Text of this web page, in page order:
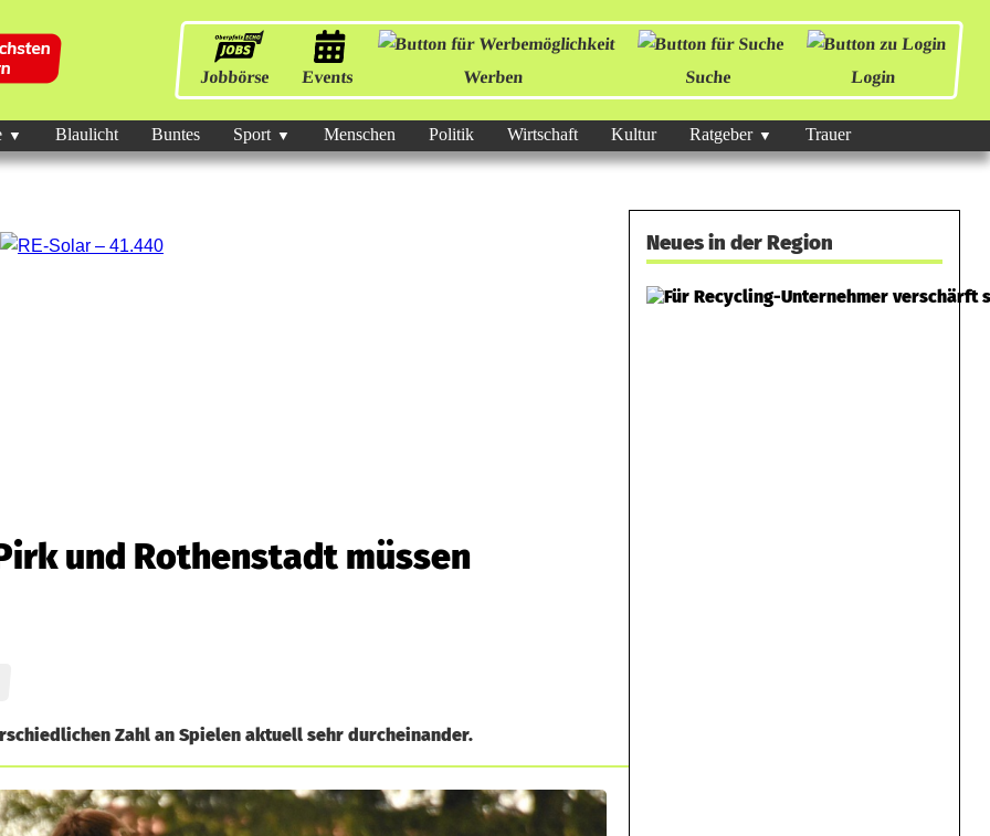
Jobbörse Events Werben Suche Login
Blaulicht Buntes Sport Menschen Politik Wirtschaft Kultur Ratgeber Trauer
und Rothenstadt müssen
Zahl an Spielen aktuell sehr durcheinander.
Neues in der Region